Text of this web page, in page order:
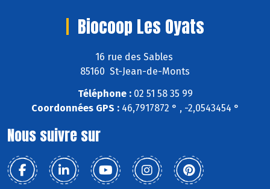
Biocoop Les Oyats
16 rue des Sables
85160 St-Jean-de-Monts
Téléphone :02 51 58 35 99
Coordonnées GPS :46,7917872 ° , -2,0543454 °
Nous suivre sur